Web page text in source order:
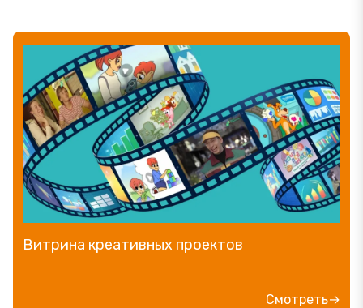
Витрина креативных проектов
Смотреть→